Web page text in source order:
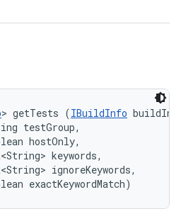
> getTests (IBuildInfo
testGroup,
hostOnly,
keywords,
ignoreKeywords,
exactKeywordMatch)